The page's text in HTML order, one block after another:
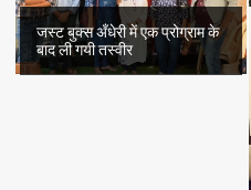
जस्ट बुक्स अँधेरी में एक प्रोग्राम के
बाद ली गयी तस्वीर